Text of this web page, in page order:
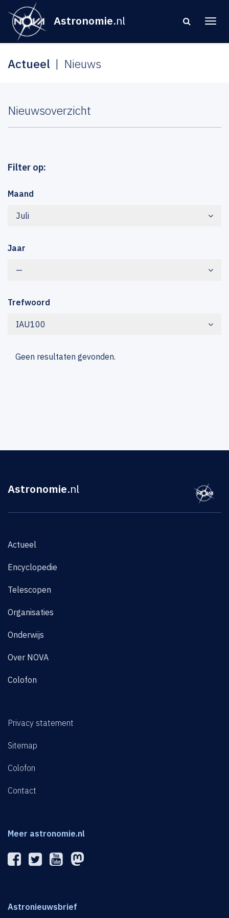
Astronomie.nl
Actueel Nieuws
Nieuwsoverzicht
Filter op:
Maand
Juli
Jaar
—
Trefwoord
IAU100
Geen resultaten gevonden.
Astronomie.nl
Actueel
Encyclopedie
Telescopen
Organisaties
Onderwijs
Over NOVA
Colofon
Privacy statement
Sitemap
Colofon
Contact
Meer astronomie.nl
Astronieuwsbrief